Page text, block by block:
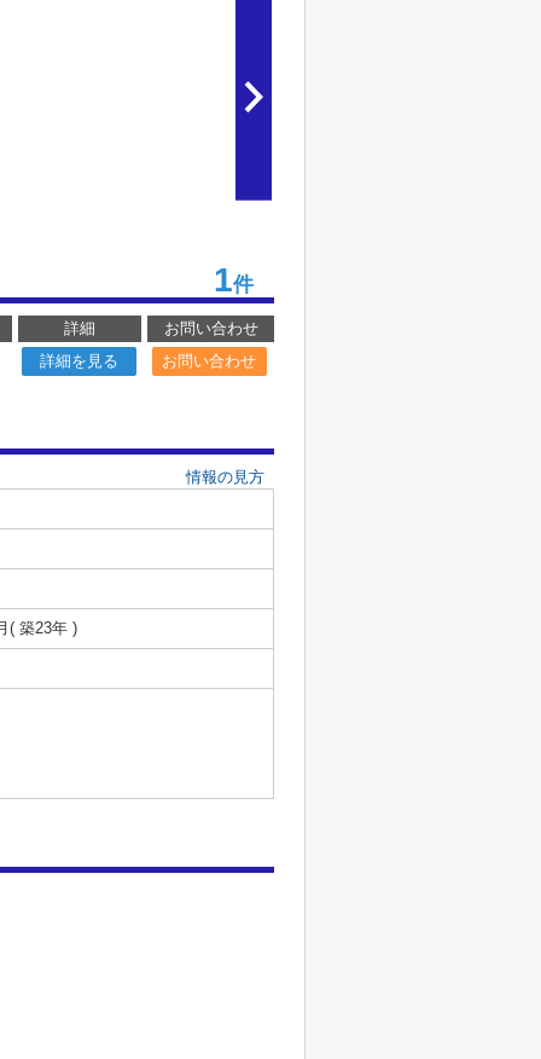
1件
詳細
お問い合わせ
詳細を見る
お問い合わせ
情報の見方
( 築23年 )